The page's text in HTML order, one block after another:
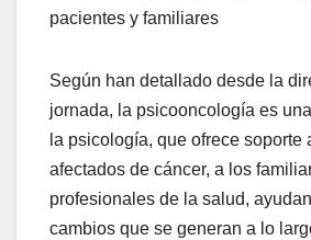
pacientes y familiares
Según han detallado desde la
jornada, la psicooncología es
la psicología, que ofrece
afectados de cáncer, a los
profesionales de la salud,
cambios que se generan a lo